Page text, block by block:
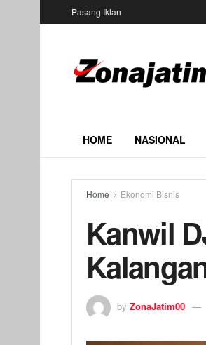
Pasang Iklan
HOME NASIONAL
Home Ekonomi Bisnis
Kanwil
by ZonaJatim00